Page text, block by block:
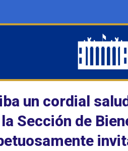
un cordial
Sección de